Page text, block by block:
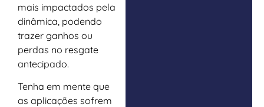
mais impactados pela
dinâmica, podendo
trazer ganhos ou
perdas no resgate
antecipado.
Tenha em mente que
as aplicações sofrem